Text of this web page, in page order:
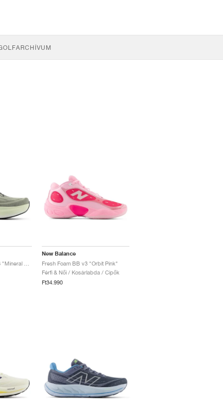
ARCHÍVUM
New Balance
Fresh Foam BB v3 "Orbit Pink"
Férfi & Női / Kosárlabda / Cipők
Ft34.990